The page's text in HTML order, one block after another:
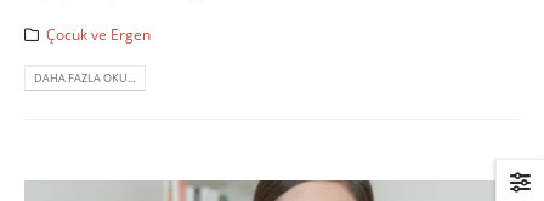
Çocuk ve Ergen
DAHA FAZLA OKU...